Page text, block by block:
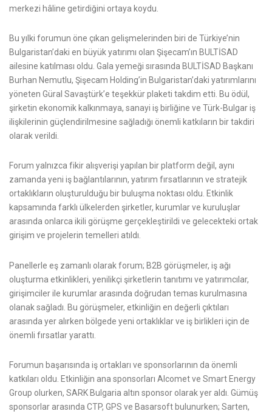
merkezi hâline getirdiğini ortaya koydu.
Bu yılki forumun öne çıkan gelişmelerinden biri de Türkiye’nin
Bulgaristan’daki en büyük yatırımı olan Şişecam’ın BULTİSAD
ailesine katılması oldu. Gala yemeği sırasında BULTİSAD Başkanı
Burhan Nemutlu, Şişecam Holding’in Bulgaristan’daki yatırımlarını
yöneten Güral Savaştürk’e teşekkür plaketi takdim etti. Bu ödül,
şirketin ekonomik kalkınmaya, sanayi iş birliğine ve Türk-Bulgar iş
ilişkilerinin güçlendirilmesine sağladığı önemli katkıların bir takdiri
olarak verildi.
Forum yalnızca fikir alışverişi yapılan bir platform değil, aynı
zamanda yeni iş bağlantılarının, yatırım fırsatlarının ve stratejik
ortaklıkların oluşturulduğu bir buluşma noktası oldu. Etkinlik
kapsamında farklı ülkelerden şirketler, kurumlar ve kuruluşlar
arasında onlarca ikili görüşme gerçekleştirildi ve gelecekteki ortak
girişim ve projelerin temelleri atıldı.
Panellerle eş zamanlı olarak forum; B2B görüşmeler, iş ağı
oluşturma etkinlikleri, yenilikçi şirketlerin tanıtımı ve yatırımcılar,
girişimciler ile kurumlar arasında doğrudan temas kurulmasına
olanak sağladı. Bu görüşmeler, etkinliğin en değerli çıktıları
arasında yer alırken bölgede yeni ortaklıklar ve iş birlikleri için de
önemli fırsatlar yarattı.
Forumun başarısında iş ortakları ve sponsorlarının da önemli
katkıları oldu. Etkinliğin ana sponsorları Alcomet ve Smart Energy
Group olurken, SARK Bulgaria altın sponsor olarak yer aldı. Gümüş
sponsorlar arasında CTP, GPS ve Basarsoft bulunurken; Sarten,